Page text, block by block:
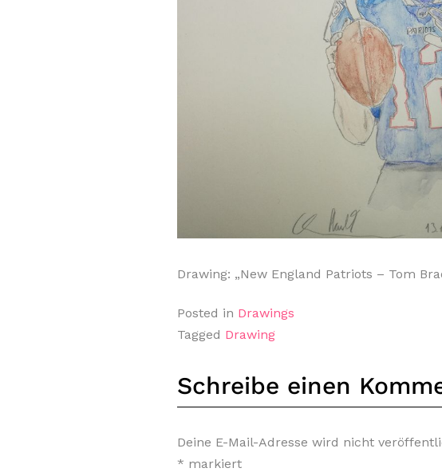
Drawing: „New England Patriots – Tom
Posted in Drawings
Tagged Drawing
Schreibe einen
Deine E-Mail-Adresse wird nicht
* markiert